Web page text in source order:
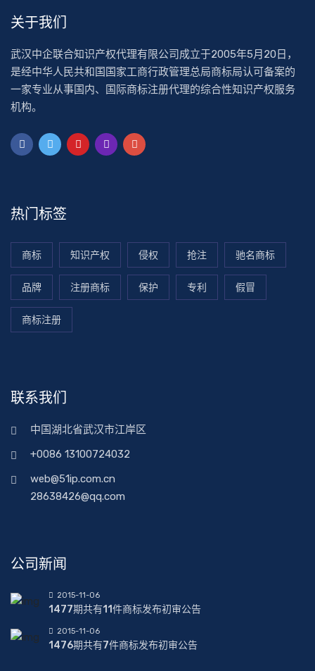
关于我们
武汉中企联合知识产权代理有限公司成立于2005年5月20日，
是经中华人民共和国国家工商行政管理总局商标局认可备案的
一家专业从事国内、国际商标注册代理的综合性知识产权服务
机构。
热门标签
商标 知识产权 侵权 抢注 驰名商标
品牌 注册商标 保护 专利 假冒
商标注册
联系我们
中国湖北省武汉市江岸区
+0086 13100724032
web@51ip.com.cn
28638426@qq.com
公司新闻
2015-11-06
1477期共有11件商标发布初审公告
2015-11-06
1476期共有7件商标发布初审公告